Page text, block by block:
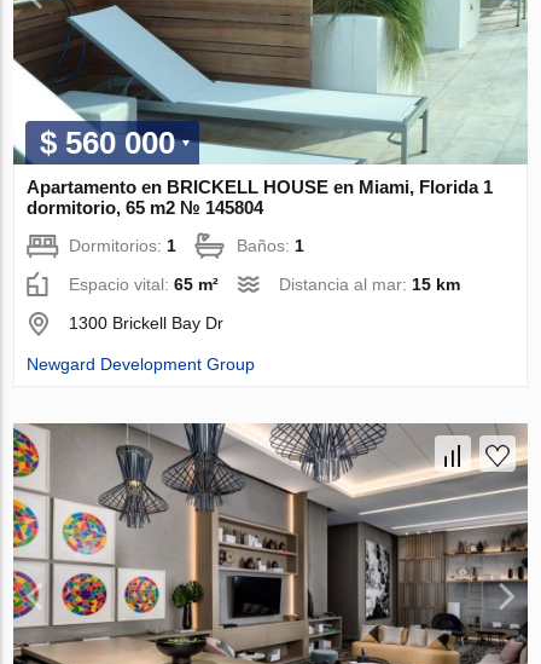
$ 560 000
Apartamento en BRICKELL HOUSE en Miami, Florida 1
dormitorio, 65 m2 № 145804
Dormitorios:1 Baños:1
Espacio vital:65 m² Distancia al mar:15 km
1300 Brickell Bay Dr
Newgard Development Group